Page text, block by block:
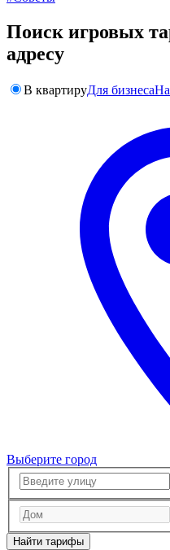
Поиск игровых
адресу
В квартируДля бизнеса
Выберите город
Найти тарифы